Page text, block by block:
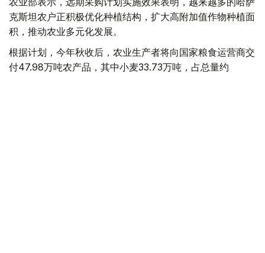
克斯坦农户正积极优化种植结构，扩大高附加值作物种植面
积，推动农业多元化发展。
根据计划，今年秋收后，农业生产者将向国家粮食运营商交
付47.98万吨农产品，其中小麦33.73万吨，占总量约